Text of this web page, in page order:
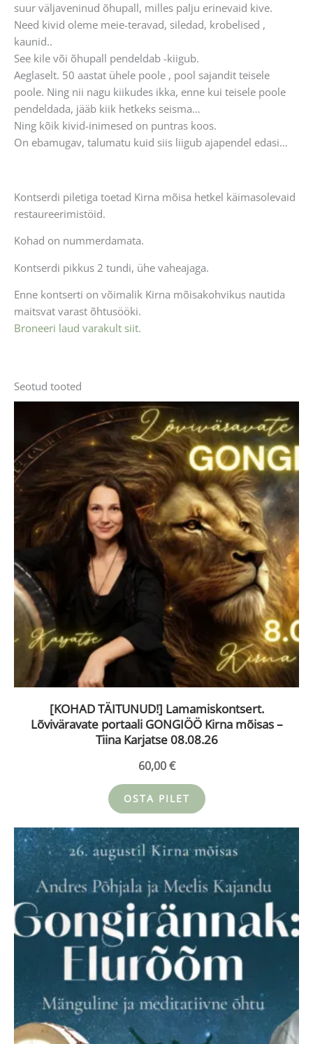
suur väljaveninud õhupall, milles palju erinevaid kive.
Need kivid oleme meie-teravad, siledad, krobelised ,
kaunid..
See kile või õhupall pendeldab -kiigub.
Aeglaselt. 50 aastat ühele poole , pool sajandit teisele
poole. Ning nii nagu kiikudes ikka, enne kui teisele poole
pendeldada, jääb kiik hetkeks seisma…
Ning kõik kivid-inimesed on puntras koos.
On ebamugav, talumatu kuid siis liigub ajapendel edasi…
Kontserdi piletiga toetad Kirna mõisa hetkel käimasolevaid
restaureerimistöid.
Kohad on nummerdamata.
Kontserdi pikkus 2 tundi, ühe vaheajaga.
Enne kontserti on võimalik Kirna mõisakohvikus nautida
maitsvat varast õhtusööki.
Broneeri laud varakult siit.
Seotud tooted
[KOHAD TÄITUNUD!] Lamamiskontsert.
Lõviväravate portaali GONGIÖÖ Kirna mõisas –
Tiina Karjatse 08.08.26
60,00€
OSTA PILET